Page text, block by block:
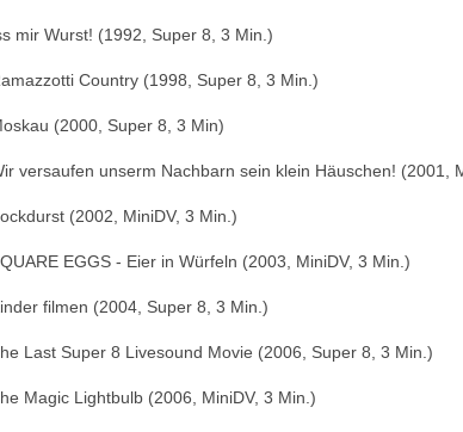
mir Wurst! (1992, Super 8, 3 Min.)
Country (1998, Super 8, 3 Min.)
(2000, Super 8, 3 Min)
versaufen unserm Nachbarn sein klein Häuschen! (2001,
(2002, MiniDV, 3 Min.)
EGGS - Eier in Würfeln (2003, MiniDV, 3 Min.)
filmen (2004, Super 8, 3 Min.)
Last Super 8 Livesound Movie (2006, Super 8, 3 Min.)
Magic Lightbulb (2006, MiniDV, 3 Min.)